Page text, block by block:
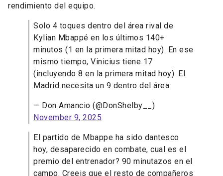
rendimiento del equipo.
Solo 4 toques dentro del área rival de
Kylian Mbappé en los últimos 140+
minutos (1 en la primera mitad hoy). En ese
mismo tiempo, Vinicius tiene 17
(incluyendo 8 en la primera mitad hoy). El
Madrid necesita un 9 dentro del área.
— Don Amancio (@DonShelby__)
November 9, 2025
El partido de Mbappe ha sido dantesco
hoy, desaparecido en combate, cual es el
premio del entrenador? 90 minutazos en el
campo. Creeis que el resto de compañeros